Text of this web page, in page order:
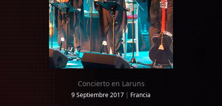
Concierto en Laruns
9 Septiembre 2017 | Francia